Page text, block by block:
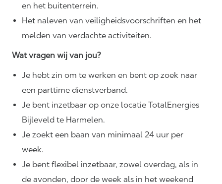
en het buitenterrein.
Het naleven van veiligheidsvoorschriften en het
melden van verdachte activiteiten.
Wat vragen wij van jou?
Je hebt zin om te werken en bent op zoek naar
een parttime dienstverband.
Je bent inzetbaar op onze locatie TotalEnergies
Bijleveld te Harmelen.
Je zoekt een baan van minimaal 24 uur per
week.
Je bent flexibel inzetbaar, zowel overdag, als in
de avonden, door de week als in het weekend